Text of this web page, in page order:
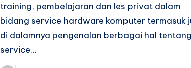
training, pembelajaran dan les privat dalam
bidang service hardware komputer termasuk
di dalamnya pengenalan berbagai hal tentang
service…